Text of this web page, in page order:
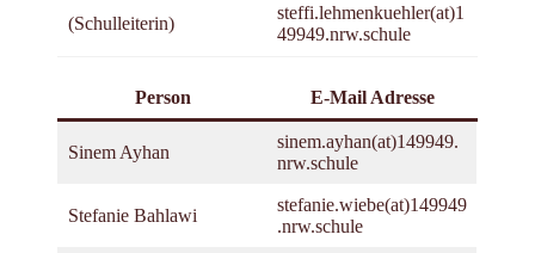
(Schulleiterin)
steffi.lehmenkuehler(at)1
49949.nrw.schule
Person E-Mail Adresse
Sinem Ayhan
sinem.ayhan(at)149949.
nrw.schule
Stefanie Bahlawi
stefanie.wiebe(at)149949
.nrw.schule